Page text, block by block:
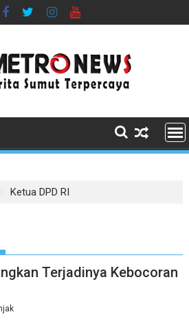
Ketua DPD RI
Terjadinya Kebocoran